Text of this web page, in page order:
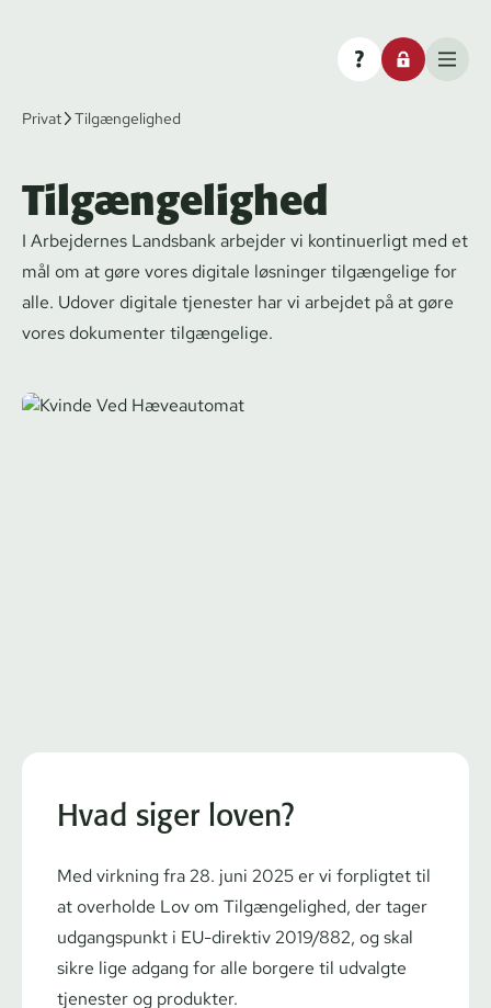
Privat Tilgængelighed
Tilgængelighed
I Arbejdernes Landsbank arbejder vi kontinuerligt med et
mål om at gøre vores digitale løsninger tilgængelige for
alle. Udover digitale tjenester har vi arbejdet på at gøre
vores dokumenter tilgængelige.
Hvad siger loven?
Med virkning fra 28. juni 2025 er vi forpligtet til
at overholde Lov om Tilgængelighed, der tager
udgangspunkt i EU-direktiv 2019/882, og skal
sikre lige adgang for alle borgere til udvalgte
tjenester og produkter.